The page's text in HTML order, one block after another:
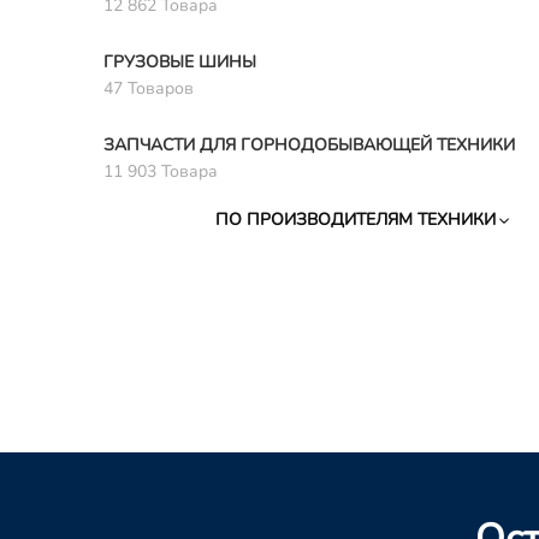
12 862 Товара
ГРУЗОВЫЕ ШИНЫ
47 Товаров
ЗАПЧАСТИ ДЛЯ ГОРНОДОБЫВАЮЩЕЙ ТЕХНИКИ
11 903 Товара
ПО ПРОИЗВОДИТЕЛЯМ ТЕХНИКИ